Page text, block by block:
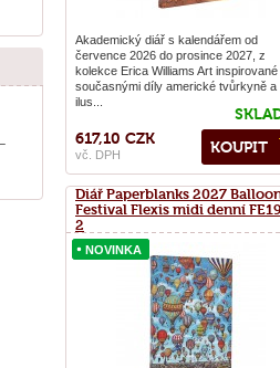
Akademický diář s kalendářem od
července 2026 do prosince 2027, z
kolekce Erica Williams Art inspirované
současnými díly americké tvůrkyně a
ilus...
KOUPIT
617,10 CZK
vč. DPH
Diář Paperblanks 2027
Festival Flexis midi denní
2
NOVINKA
NOVINKA